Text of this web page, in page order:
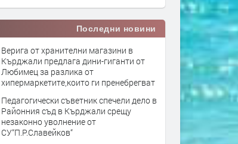
Последни новини
Верига от хранителни магазини в
Кърджали предлага дини-гиганти от
Любимец за разлика от
хипермаркетите,които ги пренебрегват
Педагогически съветник спечели дело в
Районния съд в Кърджали срещу
незаконно уволнение от
СУ“П.Р.Славейков“